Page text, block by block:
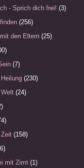
- Sprich dich frei! (3)
(256)
den Eltern (25)
(7)
(230)
(24)
(158)
mit Zimt (1)